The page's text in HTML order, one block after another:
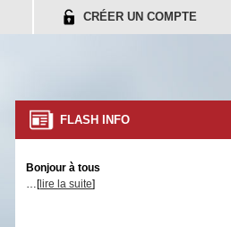
CRÉER UN COMPTE
FLASH INFO
Bonjour à tous
…[lire la suite]